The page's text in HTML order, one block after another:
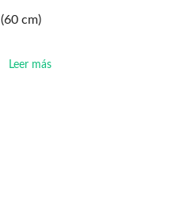
(60 cm)
Leer más